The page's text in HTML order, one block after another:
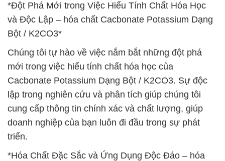
*Đột Phá Mới trong Việc Hiểu Tính Chất Hóa Học
và Độc Lập – hóa chất Cacbonate Potassium Dạng
Bột / K2CO3*
Chúng tôi tự hào về việc nắm bắt những đột phá
mới trong việc hiểu tính chất hóa học của
Cacbonate Potassium Dạng Bột / K2CO3. Sự độc
lập trong nghiên cứu và phân tích giúp chúng tôi
cung cấp thông tin chính xác và chất lượng, giúp
doanh nghiệp của bạn luôn đi đầu trong sự phát
triển.
*Hóa Chất Đặc Sắc và Ứng Dụng Độc Đáo – hóa